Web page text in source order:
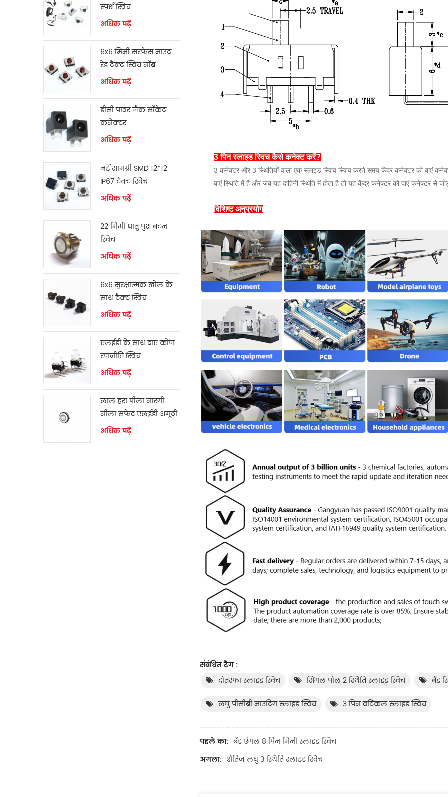
3 पिन स्लाइड स्विच कैसे कनेक्ट करें?
3 कनेक्टर और 3 स्थितियों वाला एक स्लाइड स्विच स्विच करते समय केंद्र कनेक्टर को बाएं
बाएं स्थिति में है और जब यह दाहिनी स्थिति में होता है तो यह केंद्र कनेक्टर को दाएं कनेक्टर से
विशिष्ट अनुप्रयोग
संबंधित टैग :
दोतरफा स्लाइड स्विच
सिंगल पोल 2 स्थिति स्लाइड स्विच बैंड
लघु पीसीबी माउंटिंग स्लाइड स्विच 3 पिन वर्टिकल स्लाइड स्विच
पहले का: बेंड एंगल 8 पिन मिनी स्लाइड स्विच
अगला: क्षैतिज लघु 3 स्थिति स्लाइड स्विच
स्पर्श स्विच
अधिक पढ़ें
6x6 मिमी सरफेस माउंट
रेड टैक्ट स्विच नॉब
अधिक पढ़ें
डीसी पावर जैक सॉकेट
कनेक्टर
अधिक पढ़ें
नई सामग्री SMD 12*12
IP67 टैक्ट स्विच
अधिक पढ़ें
22 मिमी धातु पुश बटन
स्विच
अधिक पढ़ें
6x6 सुरक्षात्मक खोल के
साथ टैक्ट स्विच
अधिक पढ़ें
एलईडी के साथ दाएं कोण
रणनीति स्विच
अधिक पढ़ें
लाल हरा पीला नारंगी
नीला सफेद एलईडी अंगूठी
क्षणिक स्विच
अधिक पढ़ें